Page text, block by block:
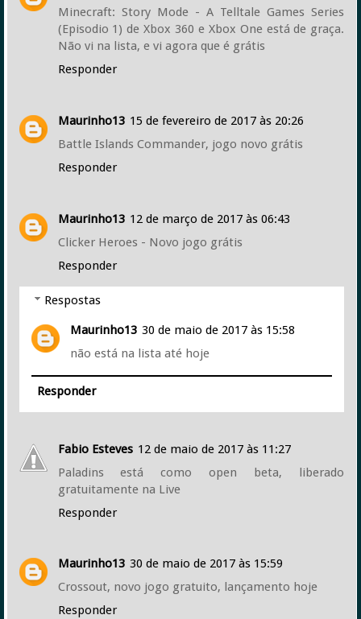
Minecraft: Story Mode - A Telltale Games Series
(Episodio 1) de Xbox 360 e Xbox One está de graça.
Não vi na lista, e vi agora que é grátis
Responder
Maurinho13 15 de fevereiro de 2017 às 20:26
Battle Islands Commander, jogo novo grátis
Responder
Maurinho13 12 de março de 2017 às 06:43
Clicker Heroes - Novo jogo grátis
Responder
Respostas
Maurinho13 30 de maio de 2017 às 15:58
não está na lista até hoje
Responder
Fabio Esteves 12 de maio de 2017 às 11:27
Paladins está como open beta, liberado
gratuitamente na Live
Responder
Maurinho13 30 de maio de 2017 às 15:59
Crossout, novo jogo gratuito, lançamento hoje
Responder